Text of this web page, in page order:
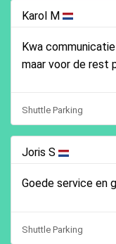
Karol M
Kwa
maar voor de rest
Shuttle Parking
Joris S
Goede service en
Shuttle Parking